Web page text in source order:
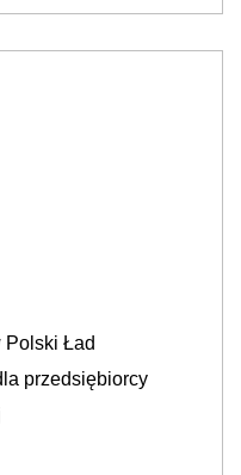
Polski Ład
przedsiębiorcy